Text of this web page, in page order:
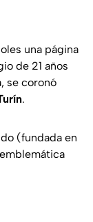
una página
de 21 años
se coronó
.
(fundada en